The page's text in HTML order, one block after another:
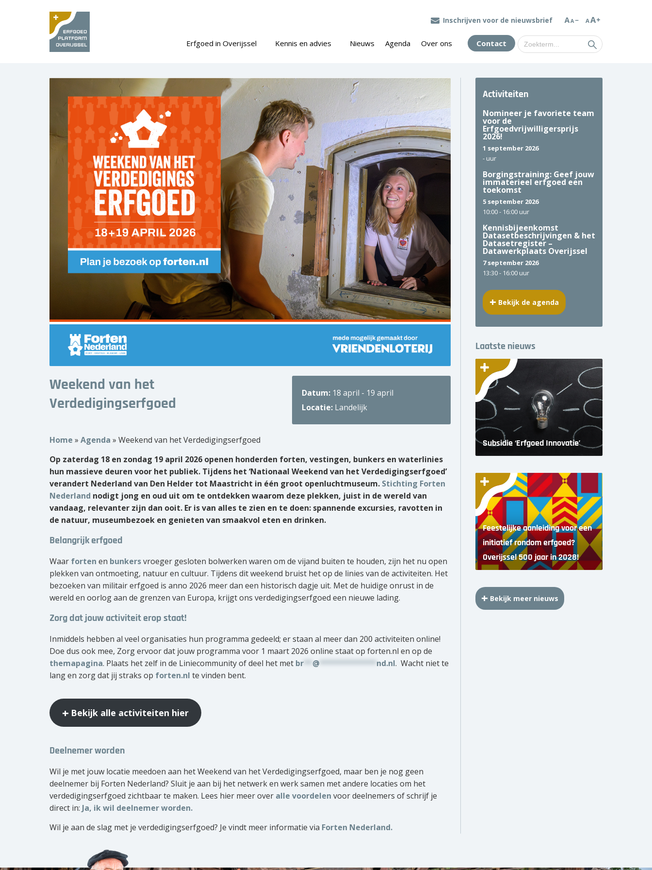
Inschrijven voor de nieuwsbrief
Erfgoed in Overijssel Kennis en advies Nieuws Agenda Over ons Contact
Zoek
naar:
Weekend van het
Verdedigingserfgoed
Datum: 18 april - 19 april
Locatie: Landelijk
Home » Agenda » Weekend van het Verdedigingserfgoed
Op zaterdag 18 en zondag 19 april 2026 openen honderden forten, vestingen, bunkers en waterlinies
hun massieve deuren voor het publiek. Tijdens het ‘Nationaal Weekend van het Verdedigingserfgoed’
verandert Nederland van Den Helder tot Maastricht in één groot openluchtmuseum. Stichting Forten
Nederland nodigt jong en oud uit om te ontdekken waarom deze plekken, juist in de wereld van
vandaag, relevanter zijn dan ooit. Er isvan alles te zien en te doen: spannende excursies, ravotten in
de natuur, museumbezoek en genieten van smaakvol eten en drinken.
Belangrijk erfgoed
Waar forten en bunkersvroeger gesloten bolwerken waren om de vijand buiten te houden, zijn het nu open
plekken van ontmoeting, natuur en cultuur. Tijdens dit weekend bruist het op de linies van de activiteiten. Het
bezoeken van militair erfgoed is anno 2026 meer dan een historisch dagje uit. Met de huidige onrust in de
wereld en oorlog aan de grenzen van Europa, krijgt ons verdedigingserfgoed een nieuwe lading.
Zorg dat jouw activiteit erop staat!
Inmiddels hebben al veel organisaties hun programma gedeeld; er staan al meer dan 200 activiteiten online!
Doe dus ook mee, Zorg ervoor dat jouw programma voor 1 maart 2026 online staat op forten.nl en op de
themapagina. Plaats het zelf in de Liniecommunity of deel het met br @ nd.nl. Wacht niet te
lang en zorg dat jij straks op forten.nl te vinden bent.
Bekijk alle activiteiten hier
Deelnemer worden
Wil je met jouw locatie meedoen aan het Weekend van het Verdedigingserfgoed, maar ben je nog geen
deelnemer bij Forten Nederland? Sluit je aan bij het netwerk en werk samen met andere locaties om het
verdedigingserfgoed zichtbaar te maken. Lees hier meer over alle voordelen voor deelnemers of schrijf je
direct in: Ja, ik wil deelnemer worden.
Wil je aan de slag met je verdedigingserfgoed? Je vindt meer informatie via Forten Nederland.
Activiteiten
Nomineer je favoriete team
voor de
Erfgoedvrijwilligersprijs
2026!
1 september 2026
- uur
Borgingstraining: Geef jouw
immaterieel erfgoed een
toekomst
5 september 2026
10:00 - 16:00 uur
Kennisbijeenkomst
Datasetbeschrijvingen & het
Datasetregister –
Datawerkplaats Overijssel
7 september 2026
13:30 - 16:00 uur
Bekijk de agenda
Laatste nieuws
Subsidie ‘Erfgoed Innovatie’
Feestelijke aanleiding voor een
initiatief rondom erfgoed?
Overijssel 500 jaar in 2028!
Bekijk meer nieuws